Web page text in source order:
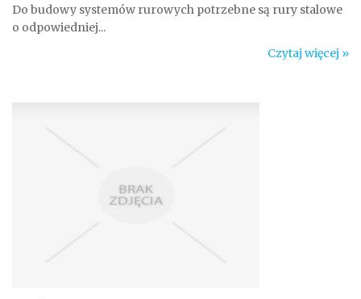
Do budowy systemów rurowych potrzebne są rury stalowe
o odpowiedniej...
Czytaj więcej »